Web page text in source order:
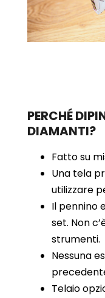
PERCHÉ
DIAMANTI?
Fatto su
Una tela
utilizzare
Il pennino
set. Non
strumenti.
Nessuna
Telaio